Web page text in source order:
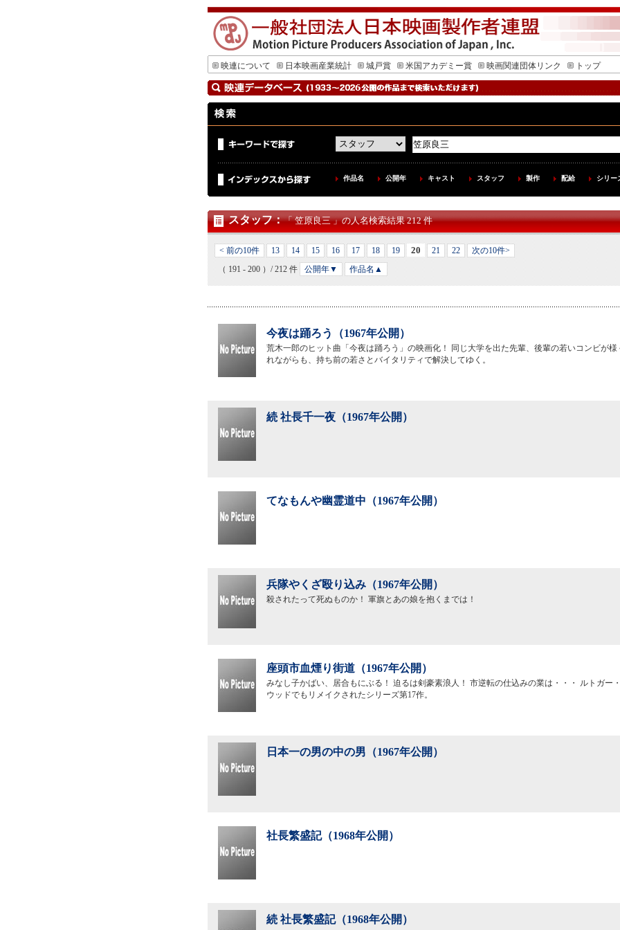
映連について
日本映画産業統計 城戸賞 米国アカデミー賞 映画関連団体リンク トップ
作品名 公開年 キャスト スタッフ 製作 配給 シリー
スタッフ：「 笠原良三 」の人名検索結果 212 件
< 前の10件 13 14 15 16 17 18 19 20 21 22
次の10件>
（ 191 - 200 ）/ 212 件
公開年▼ 作品名▲
今夜は踊ろう（1967年公開）
荒木一郎のヒット曲「今夜は踊ろう」の映画化！ 同じ大学を出た先輩、後輩の若いコンビが様
れながらも、持ち前の若さとバイタリティで解決してゆく。
続 社長千一夜（1967年公開）
てなもんや幽霊道中（1967年公開）
兵隊やくざ殴り込み（1967年公開）
殺されたって死ぬものか！ 軍旗とあの娘を抱くまでは！
座頭市血煙り街道（1967年公開）
みなし子かばい、居合もにぶる！ 迫るは剣豪素浪人！ 市逆転の仕込みの業は・・・ ルトガー
ウッドでもリメイクされたシリーズ第17作。
日本一の男の中の男（1967年公開）
社長繁盛記（1968年公開）
続 社長繁盛記（1968年公開）